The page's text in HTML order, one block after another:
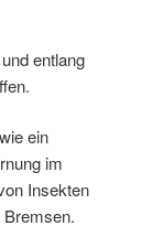
entlang
ein
im
Insekten
Bremsen.